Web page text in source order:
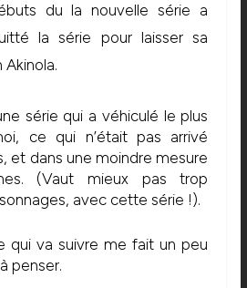
du la nouvelle série a
la série pour laisser sa
série qui a véhiculé le plus
ce qui n’était pas arrivé
et dans une moindre mesure
(Vaut mieux pas trop
avec cette série !).
qui va suivre me fait un peu
penser.